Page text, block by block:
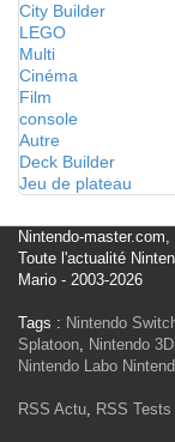
City Builder
LEGO
Multi
Cinéma
Film
console
Autre
Deck Builder
Jeu de plateau
Nintendo-
Toute l'actualité
Mario - 2003-2026
Tags : Nintendo
Splatoon, Nintendo
Nintendo Labo
RSS Actu, RSS Tests